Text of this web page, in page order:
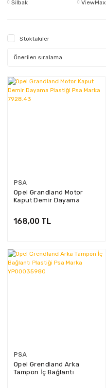
Silbak ViewMax
Stoktakiler
PSA
Opel Grandland Motor
Kaput Demir Dayama
168,00 TL
PSA
Opel Grendland Arka
Tampon İç Bağlantı